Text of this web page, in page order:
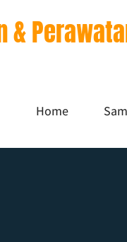
&
Home